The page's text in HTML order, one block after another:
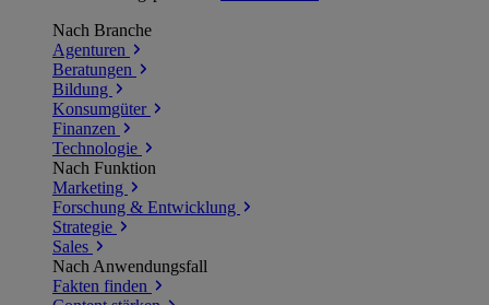
Nach Branche
Agenturen
Beratungen
Bildung
Konsumgüter
Finanzen
Technologie
Nach Funktion
Marketing
Forschung & Entwicklung
Strategie
Sales
Nach Anwendungsfall
Fakten finden